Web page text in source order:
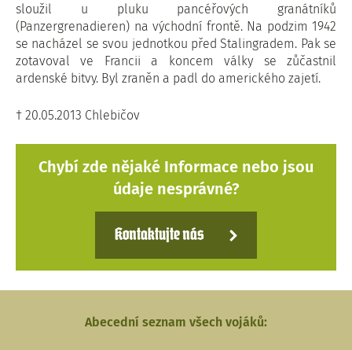
sloužil u pluku pancéřových granátníků
(Panzergrenadieren) na východní frontě. Na podzim 1942
se nacházel se svou jednotkou před Stalingradem. Pak se
zotavoval ve Francii a koncem války se zůčastnil
ardenské bitvy. Byl zraněn a padl do amerického zajetí.
† 20.05.2013 Chlebičov
Chybí zde nějaké Informace nebo jsou
údaje nesprávné?
Kontaktujte nás
Abecední seznam všech vojáků: